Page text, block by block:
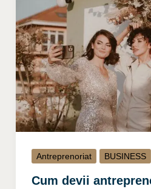
Antreprenoriat BUSINESS
Cum devii